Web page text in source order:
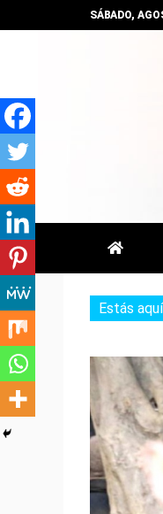
al
SÁBADO,
Estás aquí